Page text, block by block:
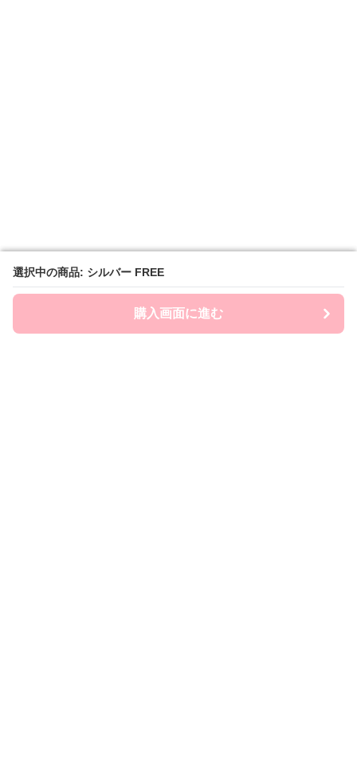
選択中の商品: シルバー FREE
購入画面に進む
選択中の商品: シルバー FREE
購入画面に進む